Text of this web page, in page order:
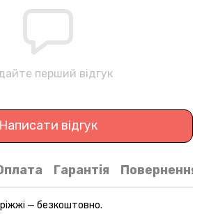
перший відгук
Написати відгук
Гарантія Повернення
— безкоштовно.